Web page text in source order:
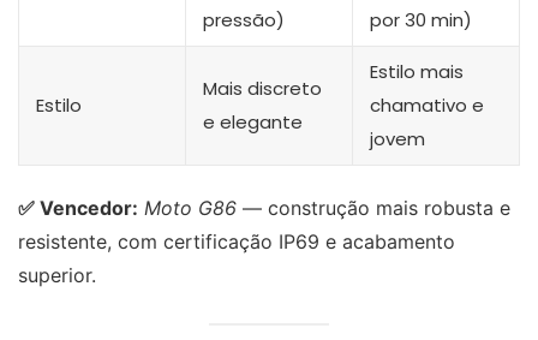
pressão)
por 30 min)
Estilo
Mais discreto
e elegante
Estilo mais
chamativo e
jovem
✅ Vencedor: Moto G86 — construção mais robusta e
resistente, com certificação IP69 e acabamento
superior.